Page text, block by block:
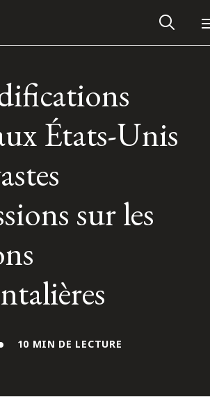
d’Osler
États-Unis
sur les
10 MIN DE LECTURE